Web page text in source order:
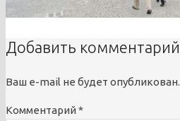
Добавить комментарий
Ваш e-mail не будет опубликован.
Комментарий *